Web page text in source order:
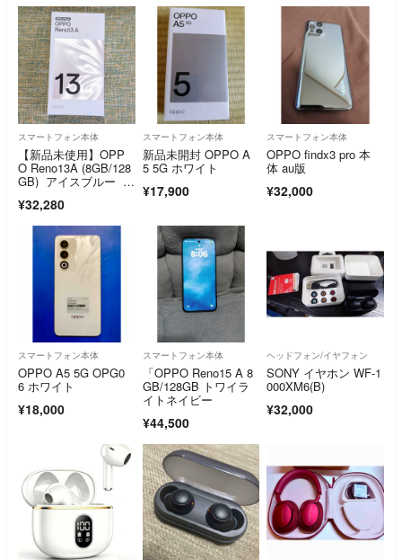
スマートフォン本体
【新品未使用】OPP
O Reno13A (8GB/128
GB) アイスブルー O
¥32,280
スマートフォン本体
新品未開封 OPPO A
5 5G ホワイト
¥17,900
スマートフォン本体
OPPO findx3 pro 本
体 au版
¥32,000
スマートフォン本体
OPPO A5 5G OPG0
6 ホワイト
¥18,000
スマートフォン本体
「OPPO Reno15 A 8
GB/128GB トワイラ
イトネイビー
¥44,500
ヘッドフォン/イヤフォン
SONY イヤホン WF-1
000XM6(B)
¥32,000